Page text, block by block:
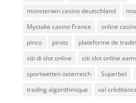
monsterwin casino deutschland
Mystake casino France
online
pinco
pirots plateforme de
siti di slot online
siti slot online
sportwetten österreich
Superbet
trading algorithmique
val